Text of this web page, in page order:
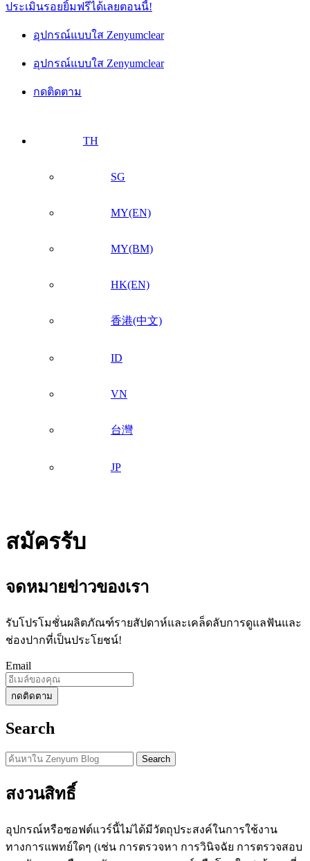
ประเมินรอยยิ้มฟรีได้เลยตอนนี้!
อุปกรณ์แบบใส Zenyumclear
อุปกรณ์แบบใส Zenyumclear
กดติดตาม
TH
SG
MY(EN)
MY(BM)
HK(EN)
香港(中文)
ID
VN
台灣
JP
สมัครรับ
จดหมายข่าวของเรา
รับโปรโมชั่นผลิตภัณฑ์รายสัปดาห์และเคล็ดลับการดูแลฟันและ
ช่องปากที่เป็นประโยชน์!
Email
Search
Search
สงวนสิทธิ์
อุปกรณ์หรือซอฟต์แวร์นี้ไม่ได้มีวัตถุประสงค์ในการใช้งาน
ทางการแพทย์ใดๆ (เช่น การตรวจหา การวินิจฉัย การตรวจสอบ